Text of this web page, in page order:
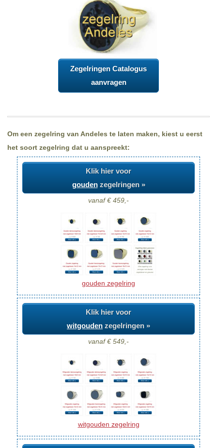
Zegelringen Catalogus
aanvragen
Om een zegelring van Andeles te laten maken, kiest u eerst
het soort zegelring dat u aanspreekt:
Klik hier voor
goudenzegelringen »
vanaf € 459,-
gouden zegelring
Klik hier voor
witgouden zegelringen »
vanaf € 549,-
witgouden zegelring